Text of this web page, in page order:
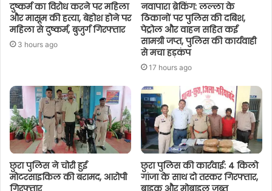
दुष्कर्म का विरोध करने पर महिला
और मासूम की हत्या, बेहोश होने पर
महिला से दुष्कर्म, बुजुर्ग गिरफ्तार
3 hours ago
नवापारा ब्रेकिंग: लल्ला के
ठिकानों पर पुलिस की दबिश,
पेट्रोल और वाहन सहित कई
सामग्री जप्त, पुलिस की कार्यवाही
से मचा हड़कंप
17 hours ago
छुरा पुलिस ने चोरी हुई
मोटरसाइकिल की बरामद, आरोपी
गिरफ्तार
छुरा पुलिस की कार्रवाई: 4 किलो
गांजा के साथ दो तस्कर गिरफ्तार,
बाइक और मोबाइल जब्त